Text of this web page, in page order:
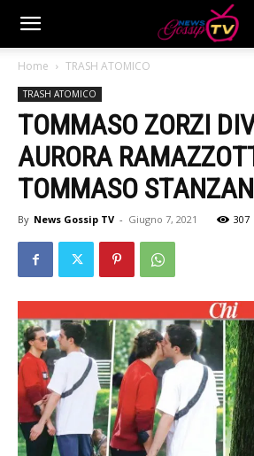
Home TRASH ATOMICO
TRASH ATOMICO
TOMMASO ZORZI
AURORA
TOMMASO
By News Gossip TV - Giugno 7, 2021 307